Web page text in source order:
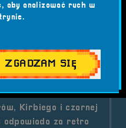
Gaming &#8211;
Maciej Hopek
redaktor, muzyk-
Kirbiego i czarnej
odpowiada za retro
aby analizować ruch w
ZGADZAM SIĘ